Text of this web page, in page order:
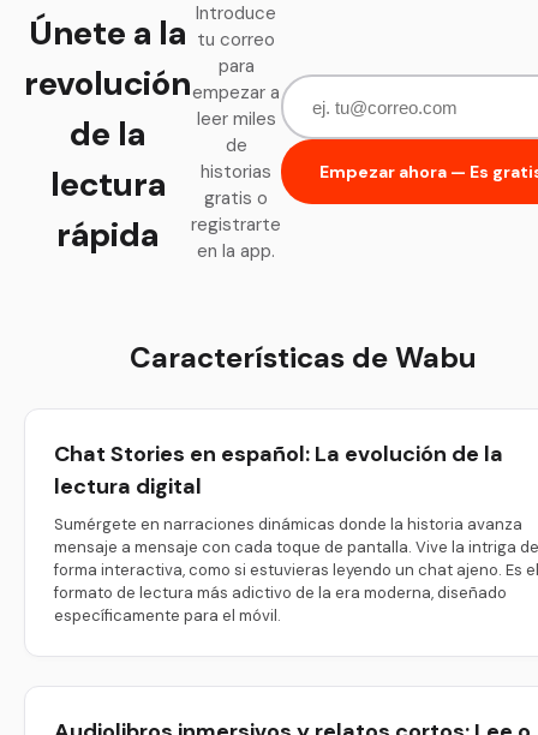
Únete a la
revolución
de la
lectura
rápida
Introduce
tu correo
para
empezar a
leer miles
de
historias
gratis o
registrarte
en la app.
Empezar ahora — Es
Características de Wabu
Chat Stories en español: La evolución de la
lectura digital
Sumérgete en narraciones dinámicas donde la historia avanza
mensaje a mensaje con cada toque de pantalla. Vive la intriga de
forma interactiva, como si estuvieras leyendo un chat ajeno. Es el
formato de lectura más adictivo de la era moderna, diseñado
específicamente para el móvil.